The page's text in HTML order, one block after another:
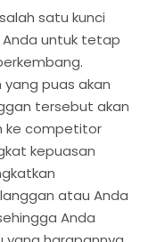
satu kunci
untuk tetap
puas akan
tersebut akan
ke competitor
kepuasan
atau Anda
Anda